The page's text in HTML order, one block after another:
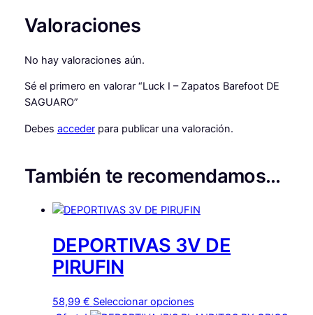
Valoraciones
No hay valoraciones aún.
Sé el primero en valorar “Luck Ⅰ – Zapatos Barefoot DE
SAGUARO”
Debes accederpara publicar una valoración.
También te recomendamos…
DEPORTIVAS 3V DE
PIRUFIN
58,99 € Seleccionar opcionesEste